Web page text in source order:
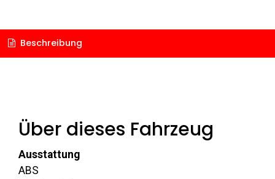
Beschreibung
Über dieses Fahrzeug
Ausstattung
ABS